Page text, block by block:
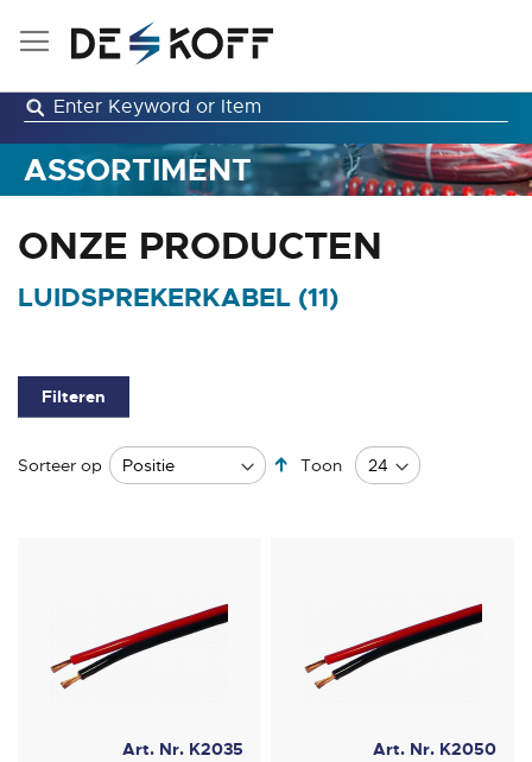
Ga
inhoud
ASSORTIMENT
ONZE PRODUCTEN
LUIDSPREKERKABEL (11)
Sorteer op
Van
Toon
Art. Nr. K2035 Art. Nr. K2050
Filteren